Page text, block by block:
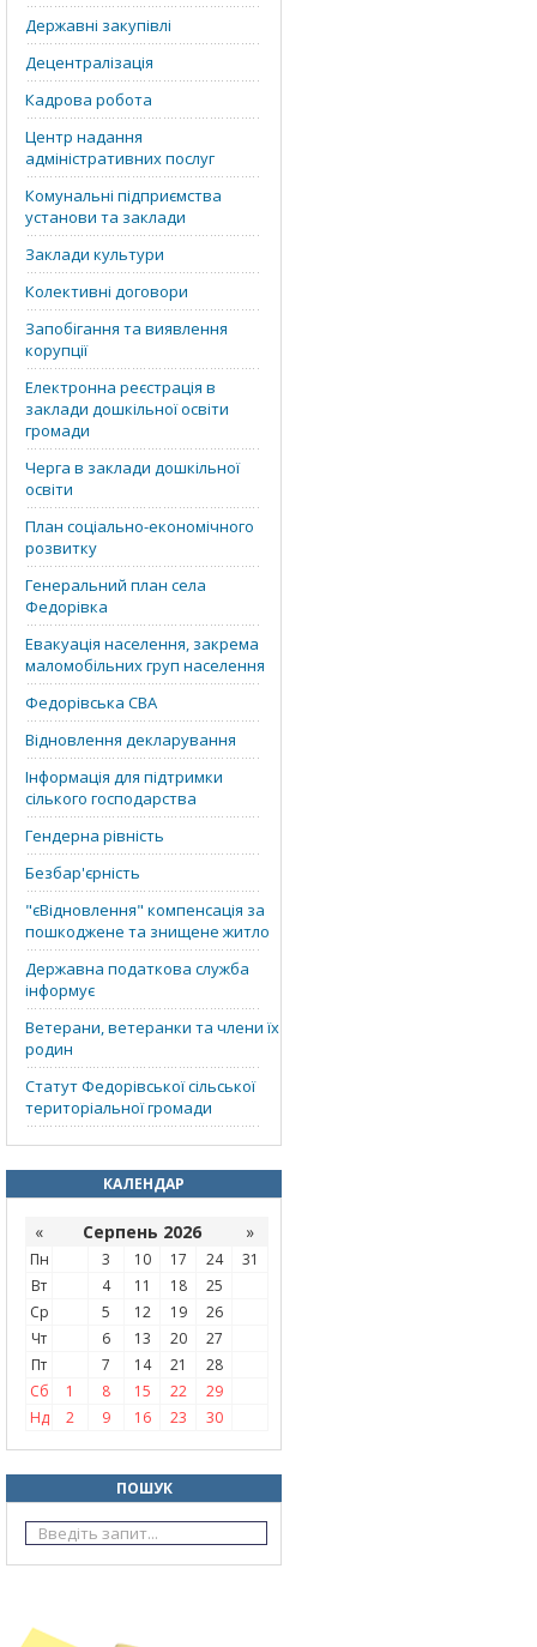
Державні закупівлі
Децентралізація
Кадрова робота
Центр надання
адміністративних послуг
Комунальні підприємства
установи та заклади
Заклади культури
Колективні договори
Запобігання та виявлення
корупції
Електронна реєстрація в
заклади дошкільної освіти
громади
Черга в заклади дошкільної
освіти
План соціально-економічного
розвитку
Генеральний план села
Федорівка
Евакуація населення, закрема
маломобільних груп населення
Федорівська СВА
Відновлення декларування
Інформація для підтримки
сілького господарства
Гендерна рівність
Безбар'єрність
"єВідновлення" компенсація за
пошкоджене та знищене житло
Державна податкова служба
інформує
Ветерани, ветеранки та члени їх
родин
Статут Федорівської сільської
територіальної громади
КАЛЕНДАР
« Серпень 2026 »
Пн 3 10 17 24
31
Вт
4 11 18
25
Ср
5 12 19
26
Чт
6 13 20
27
Пт
7 14 21
28
Сб
1 8 15 22
29
Нд
2 9 16 23 30
ПОШУК